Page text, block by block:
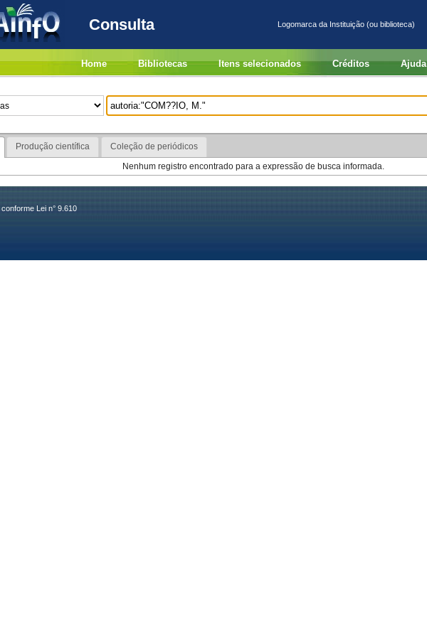
Consulta Logomarca da Instituição (ou biblioteca)
Home Bibliotecas Itens selecionados Créditos Ajuda
Produção científica
Coleção de periódicos
Nenhum registro encontrado para a expressão de busca informada.
Lei n° 9.610